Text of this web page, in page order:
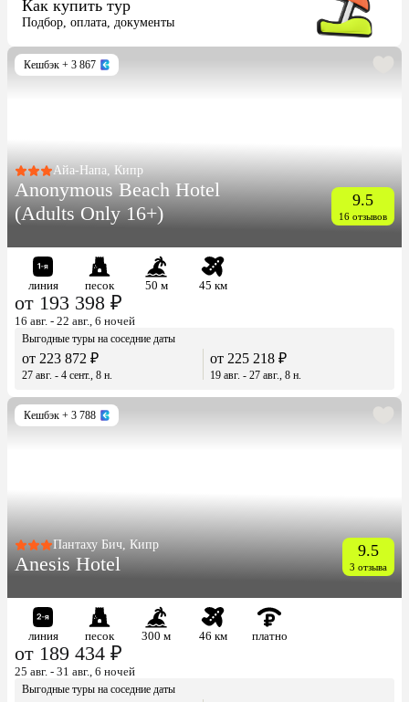
Как купить тур
Подбор, оплата, документы
Кешбэк + 3 867
Айа-Напа, Кипр
Anonymous Beach Hotel
(Adults Only 16+)
9.5
16 отзывов
линия песок 50 м 45 км
от 193 398 ₽
16 авг. - 22 авг., 6 ночей
Выгодные туры на соседние даты
от 223 872 ₽
27 авг. - 4 сент., 8 н.
от 225 218 ₽
19 авг. - 27 авг., 8 н.
Кешбэк + 3 788
Пантаху Бич, Кипр
Anesis Hotel
9.5
3 отзыва
линия песок 300 м 46 км платно
от 189 434 ₽
25 авг. - 31 авг., 6 ночей
Выгодные туры на соседние даты